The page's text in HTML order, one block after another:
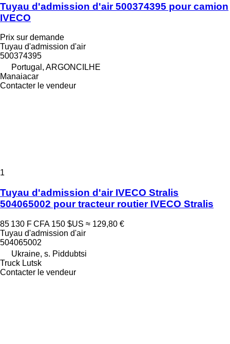
Tuyau d'admission d'air 500374395 pour camion
IVECO
Prix sur demande
Tuyau d'admission d'air
500374395
Portugal, ARGONCILHE
Manaiacar
Contacter le vendeur
1
Tuyau d'admission d'air IVECO Stralis
504065002 pour tracteur routier IVECO Stralis
85 130 F CFA 150 $US ≈ 129,80 €
Tuyau d'admission d'air
504065002
Ukraine, s. Piddubtsi
Truck Lutsk
Contacter le vendeur